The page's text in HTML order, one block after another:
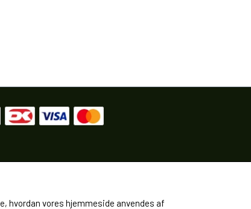
hvordan vores hjemmeside anvendes af